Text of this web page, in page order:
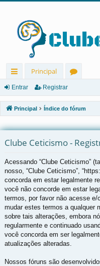
in
ks
rá
os
Principal
u
ns
Entrar Registrar
Principal Índice do fórum
Clube Ceticismo -
Acessando “Clube Ceticismo”
nosso, “Clube Ceticismo”,
concorda em estar legalmente
você não concorde em estar
termos, por favor não acesse e/
mudar estes termos a qualquer
sobre tais alterações, embora
regularmente e continuado
você concorda em ser
atualizações alteradas.
Nossos fóruns são